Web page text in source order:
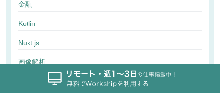
金融
Kotlin
Nuxt.js
画像解析